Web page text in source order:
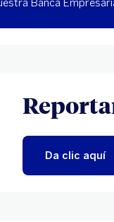
Banca
Da clic aquí